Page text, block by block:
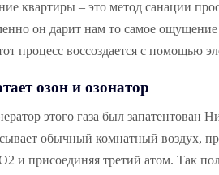
квартиры – это метод санации
он дарит нам то самое
процесс воссоздается с помощью
озон и озонатор
этого газа был запатентован
обычный комнатный воздух,
и присоединяя третий атом. Так